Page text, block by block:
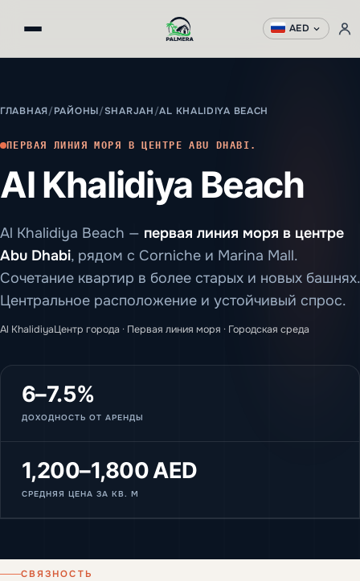
AED
ГЛАВНАЯ/ РАЙОНЫ/SHARJAH /AL KHALIDIYA BEACH
ПЕРВАЯ ЛИНИЯ МОРЯ В ЦЕНТРЕ ABU DHABI.
Al Khalidiya Beach
Al Khalidiya Beach — первая линия моря в центре
Abu Dhabi, рядом с Corniche и Marina Mall.
Сочетание квартир в более старых и новых башнях.
Центральное расположение и устойчивый спрос.
Al KhalidiyaЦентр города · Первая линия моря · Городская среда
6–7.5%
ДОХОДНОСТЬ ОТ АРЕНДЫ
1,200–1,800 AED
СРЕДНЯЯ ЦЕНА ЗА КВ. М
СВЯЗНОСТЬ